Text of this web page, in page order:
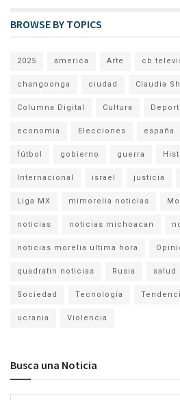
BROWSE BY TOPICS
2025 america Arte cb
changoonga ciudad Claudia
Columna Digital Cultura
economia Elecciones españa
fútbol gobierno guerra
Internacional israel justicia
Liga MX mimorelia noticias
noticias noticias michoacan
noticias morelia ultima hora
quadratin noticias Rusia salud
Sociedad Tecnología
ucrania Violencia
Busca una Noticia